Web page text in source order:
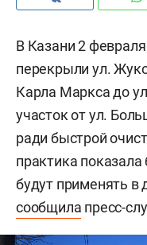
В Казани 2
перекрыли ул.
Карла Маркса до
участок от ул.
ради быстрой
практика
будут применять
сообщила пресс-